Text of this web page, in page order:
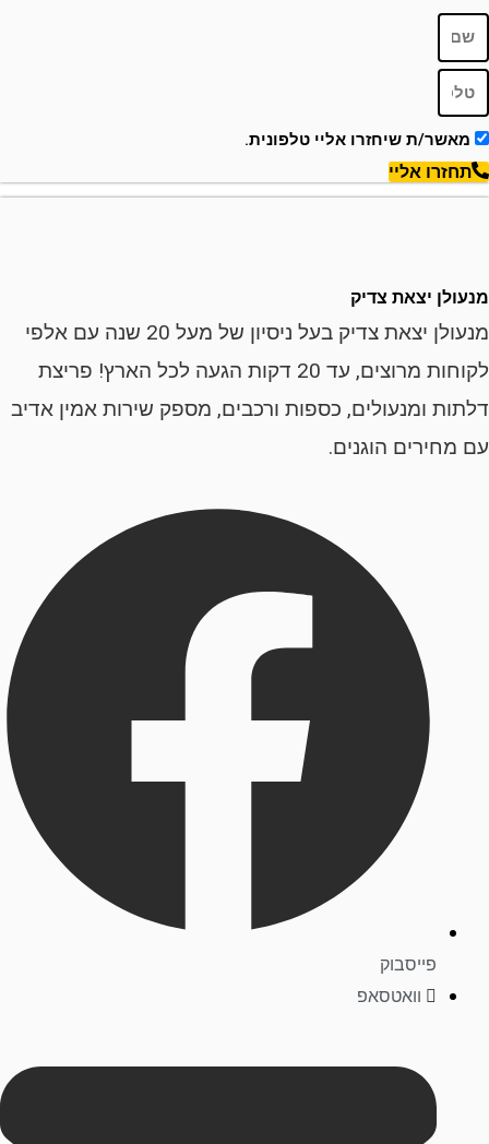
ת שיחזרו אליי טלפונית.
אליי
יצאת צדיק
מנעולן יצאת צדיק בעל ניסיון של מעל 20 שנה עם אלפי
לקוחות מרוצים, עד 20 דקות הגעה לכל הארץ! פריצת
ומנעולים, כספות ורכבים, מספק שירות אמין אדיב
הוגנים.
פייסבוק
וואטסאפ